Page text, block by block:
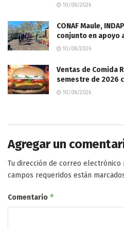
10/08/2026
CONAF Maule,
conjunto en apoyo
10/08/2026
Ventas de Comida
semestre de 2026
10/08/2026
Agregar un
Tu dirección de correo electrónico
campos requeridos están
Comentario *